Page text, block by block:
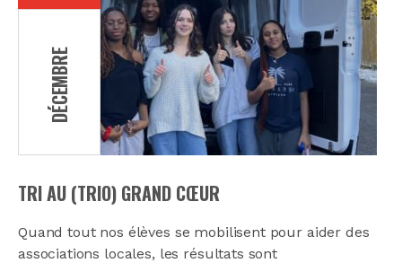
DÉCEMBRE
TRI AU (TRIO) GRAND CŒUR
Quand tout nos élèves se mobilisent pour aider des
associations locales, les résultats sont